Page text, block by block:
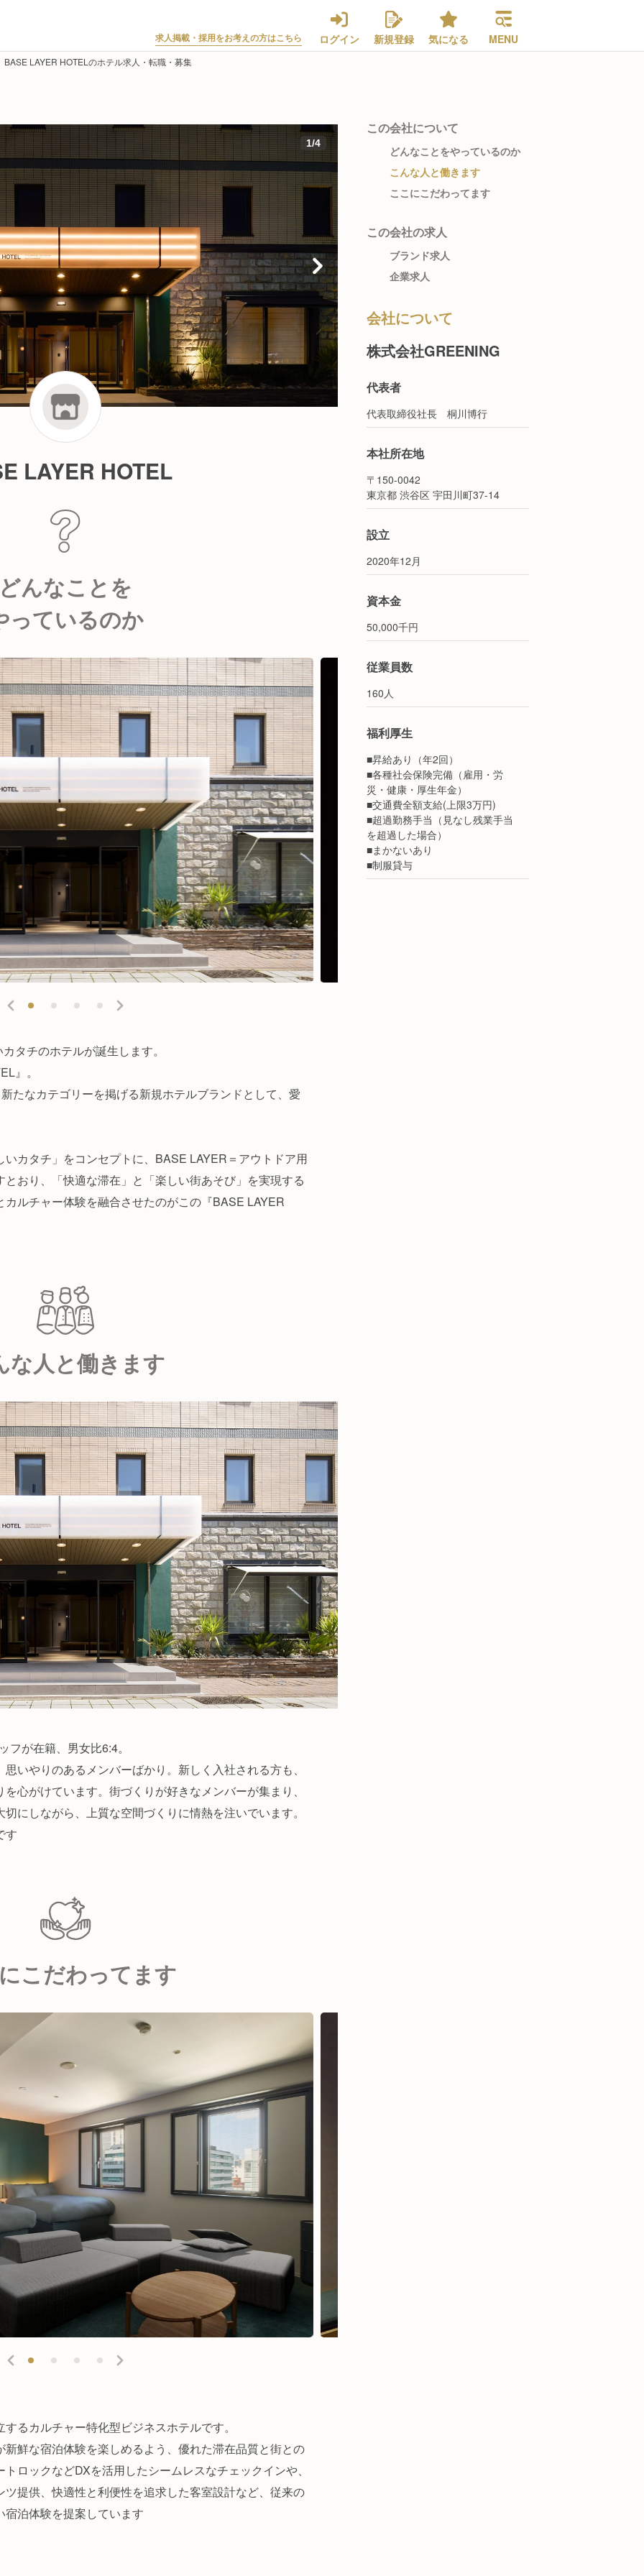
求人掲載・採用をお考えの方はこちら ログイン 新規登録 気になる MENU
BASE LAYER HOTELのホテル求人・転職・募集
1/4
LAYER HOTEL
んなことを
っているのか
タチのホテルが誕生します。
』。
たなカテゴリーを掲げる新規ホテルブランドとして、愛
カタチ」をコンセプトに、BASE LAYER＝アウトドア用
おり、「快適な滞在」と「楽しい街あそび」を実現する
ルチャー体験を融合させたのがこの『BASE LAYER
な人と働きます
が在籍、男女比6:4。
いやりのあるメンバーばかり。新しく入社される方も、
心がけています。街づくりが好きなメンバーが集まり、
にしながら、上質な空間づくりに情熱を注いでいます。
す
こだわってます
るカルチャー特化型ビジネスホテルです。
鮮な宿泊体験を楽しめるよう、優れた滞在品質と街との
ロックなどDXを活用したシームレスなチェックインや、
提供、快適性と利便性を追求した客室設計など、従来の
泊体験を提案しています
この会社について
どんなことをやっているのか
こんな人と働きます
ここにこだわってます
この会社の求人
ブランド求人
企業求人
会社について
株式会社GREENING
代表者
代表取締役社長 桐川博行
本社所在地
〒150-0042
東京都 渋谷区 宇田川町37-14
設立
2020年12月
資本金
50,000千円
従業員数
160人
福利厚生
■昇給あり（年2回）
■各種社会保険完備（雇用・労
災・健康・厚生年金）
■交通費全額支給(上限3万円)
■超過勤務手当（見なし残業手当
を超過した場合）
■まかないあり
■制服貸与